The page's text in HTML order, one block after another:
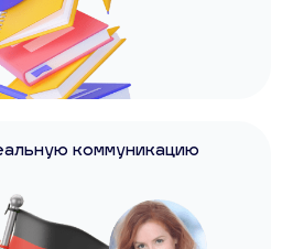
коммуникацию